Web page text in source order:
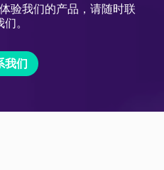
验我们的产品，请随时联
。
我们